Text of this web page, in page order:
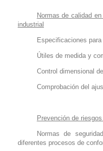
Normas de calidad
industrial
Especificaciones
Útiles de medida y
Control dimensional
Comprobación del
Prevención de
Normas de
diferentes procesos de